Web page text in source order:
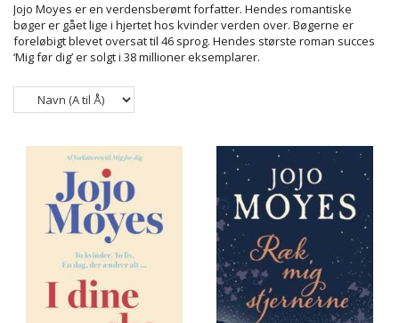
Jojo Moyes er en verdensberømt forfatter. Hendes romantiske
bøger er gået lige i hjertet hos kvinder verden over. Bøgerne er
foreløbigt blevet oversat til 46 sprog. Hendes største roman succes
‘Mig før dig’ er solgt i 38 millioner eksemplarer.